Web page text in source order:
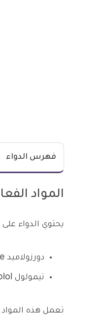
فهرس الدواء
المواد
يحتوي الدواء على
دورزولاميد Dorzolamide: تنتمي هذه المادة إلى مثبطات الكربونيك أنهيدراز الموضعية.
تيمولول Timolol: ينتمي إلى حاصرات بيتا الموضعية.
تعمل هذه